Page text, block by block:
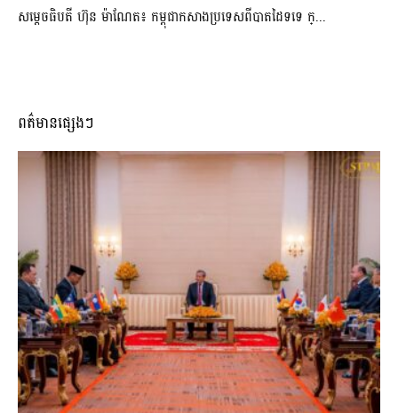
សម្ដេចធិបតី ហ៊ុន ម៉ាណែត៖ កម្ពុជាកសាងប្រទេសពីបាតដៃទទេ ក្...
ពត៌មានផ្សេងៗ